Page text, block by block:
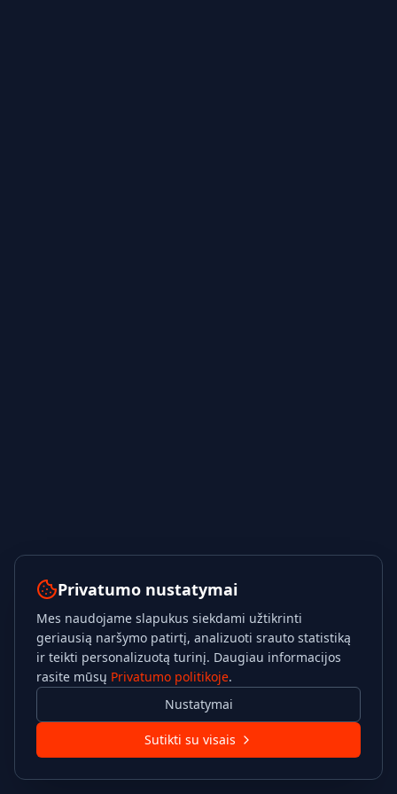
Privatumo nustatymai
Mes naudojame slapukus siekdami užtikrinti
geriausią naršymo patirtį, analizuoti srauto statistiką
ir teikti personalizuotą turinį. Daugiau informacijos
rasite mūsų Privatumo politikoje.
Nustatymai
Sutikti su visais